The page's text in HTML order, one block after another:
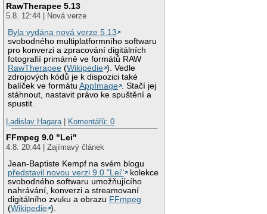
RawTherapee 5.13
5.8. 12:44 | Nová verze
Byla vydána nová verze 5.13
svobodného multiplatformního softwaru
pro konverzi a zpracování digitálních
fotografií primárně ve formátů RAW
RawTherapee (Wikipedie ). Vedle
zdrojových kódů je k dispozici také
balíček ve formátuAppImage . Stačí jej
stáhnout, nastavit právo ke spuštění a
spustit.
Ladislav Hagara| Komentářů: 0
FFmpeg 9.0 "Lei"
4.8. 20:44 | Zajímavý článek
Jean-Baptiste Kempf na svém blogu
představil novou verzi 9.0 "Lei"
kolekce
svobodného softwaru umožňujícího
nahrávání, konverzi a streamovaní
digitálního zvuku a obrazu FFmpeg
(Wikipedie ).